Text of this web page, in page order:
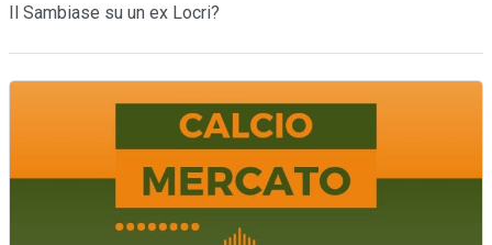
Il Sambiase su un ex Locri?